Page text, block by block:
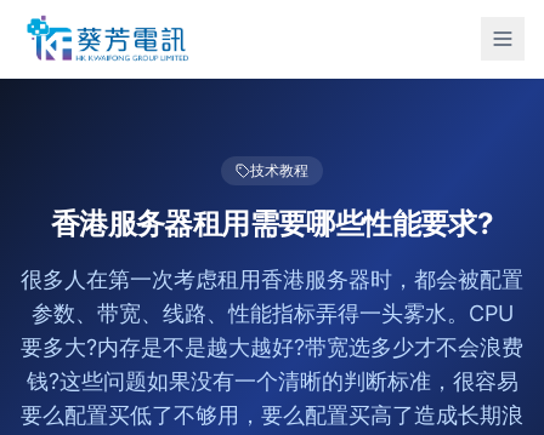
技术教程
香港服务器租用需要哪些性能要求?
很多人在第一次考虑租用香港服务器时，都会被配置
参数、带宽、线路、性能指标弄得一头雾水。CPU
要多大?内存是不是越大越好?带宽选多少才不会浪费
钱?这些问题如果没有一个清晰的判断标准，很容易
要么配置买低了不够用，要么配置买高了造成长期浪